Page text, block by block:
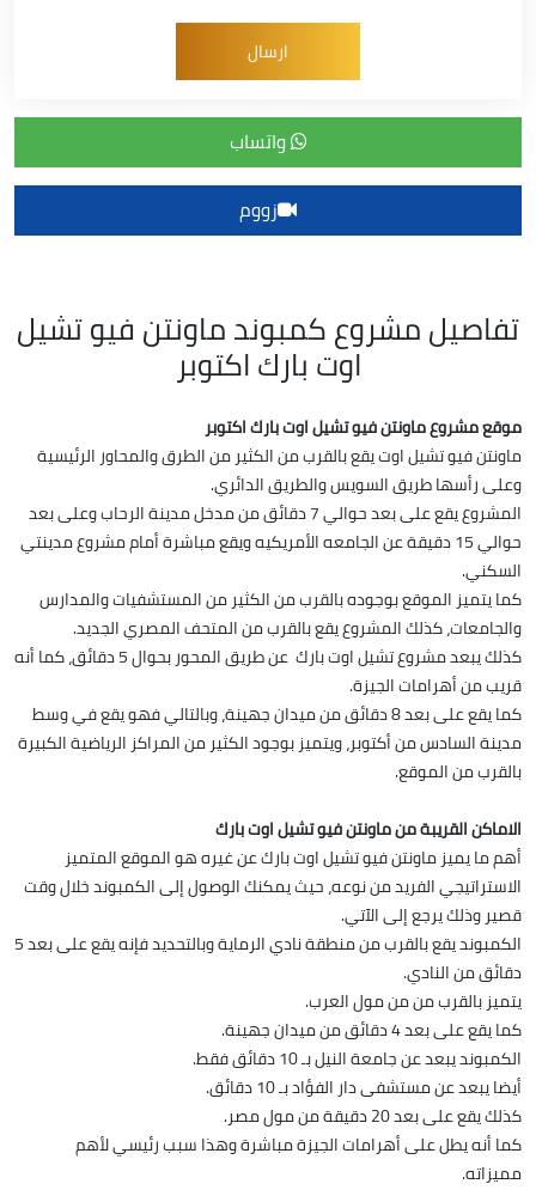
واتساب
زووم
تفاصيل مشروع كمبوند ماونتن فيو تشيل
اوت بارك اكتوبر
موقع مشروع ماونتن فيو تشيل اوت بارك اكتوبر
ماونتن فيو تشيل اوت يقع بالقرب من الكثير من الطرق والمحاور الرئيسية
وعلى رأسها طريق السويس والطريق الدائري.
المشروع يقع على بعد حوالي 7 دقائق من مدخل مدينة الرحاب وعلى بعد
حوالي 15 دقيقة عن الجامعه الأمريكيه ويقع مباشرة أمام مشروع مدينتي
السكني.
كما يتميز الموقع بوجوده بالقرب من الكثير من المستشفيات والمدارس
والجامعات، كذلك المشروع يقع بالقرب من المتحف المصري الجديد.
كذلك يبعد مشروع تشيل اوت بارك عن طريق المحور بحوال 5 دقائق، كما أنه
قريب من أهرامات الجيزة.
كما يقع على بعد 8 دقائق من ميدان جهينة، وبالتالي فهو يقع في وسط
مدينة السادس من أكتوبر، ويتميز بوجود الكثير من المراكز الرياضية الكبيرة
بالقرب من الموقع.
الاماكن القريبة من ماونتن فيو تشيل اوت بارك
أهم ما يميز ماونتن فيو تشيل اوت بارك عن غيره هو الموقع المتميز
الاستراتيجي الفريد من نوعه، حيث يمكنك الوصول إلى الكمبوند خلال وقت
قصير وذلك يرجع إلى الآتي.
الكمبوند يقع بالقرب من منطقة نادي الرماية وبالتحديد فإنه يقع على بعد 5
دقائق من النادي.
يتميز بالقرب من من مول العرب.
كما يقع على بعد 4 دقائق من ميدان جهينة.
الكمبوند يبعد عن جامعة النيل بـ 10 دقائق فقط.
أيضا يبعد عن مستشفى دار الفؤاد بـ 10 دقائق.
كذلك يقع على بعد 20 دقيقة من مول مصر.
كما أنه يطل على أهرامات الجيزة مباشرة وهذا سبب رئيسي لأهم
مميزاته.